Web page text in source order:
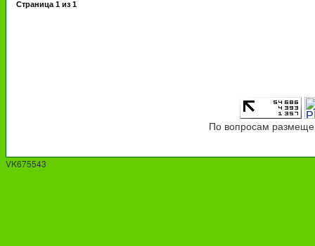
Страница 1 из 1
По вопросам
VK675543